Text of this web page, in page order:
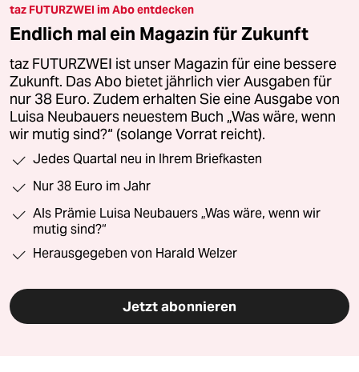
taz FUTURZWEI im Abo entdecken
Endlich mal ein Magazin für Zukunft
taz FUTURZWEI ist unser Magazin für eine bessere
Zukunft. Das Abo bietet jährlich vier Ausgaben für
nur 38 Euro. Zudem erhalten Sie eine Ausgabe von
Luisa Neubauers neuestem Buch „Was wäre, wenn
wir mutig sind?“ (solange Vorrat reicht).
Jedes Quartal neu in Ihrem Briefkasten
Nur 38 Euro im Jahr
Als Prämie Luisa Neubauers „Was wäre, wenn wir
mutig sind?“
Herausgegeben von Harald Welzer
Jetzt abonnieren